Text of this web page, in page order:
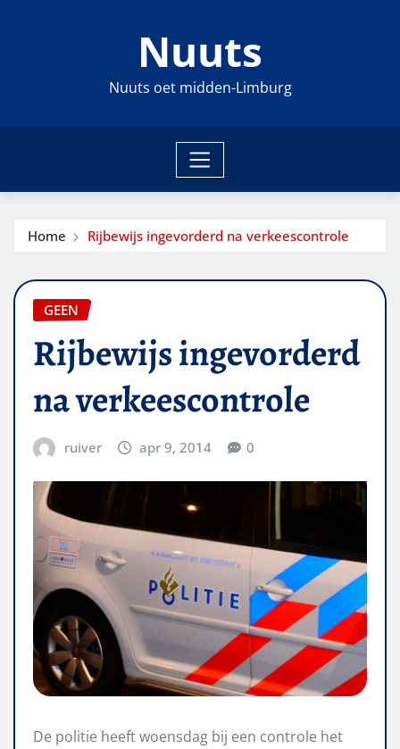
Nuuts
Nuuts oet midden-Limburg
Home Rijbewijs ingevorderd na verkeescontrole
GEEN
Rijbewijs ingevorderd
na verkeescontrole
ruiver apr 9, 2014 0
De politie heeft woensdag bij een controle het